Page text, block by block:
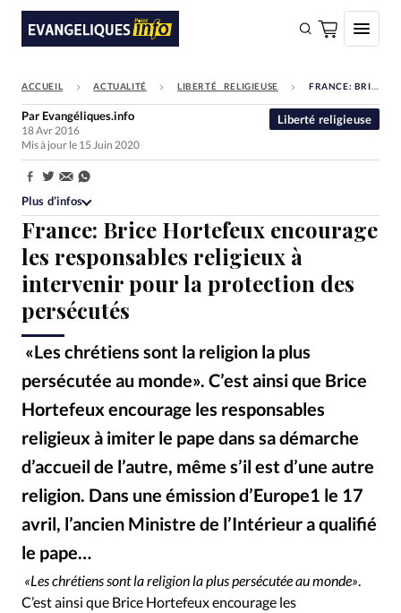
FAIRE UN DON
Faire un don
Société
Monde
Bible
Toute l'actualité
Se connecter
Devise: CHF
RUBRIQUES
Bible
Eglises
Laicité
Mission
Monde People Politique
Religions
Société
ACCUEIL ACTUALITÉ LIBERTÉ RELIGIEUSE FRANCE: BRICE HORTEFEUX ENCOURAGE LES RESPONSABLES RELIGIEUX À INTERVENIR POUR LA PROTECTION DES PERSÉCUTÉS
France: Brice Hortefeux encourage
les responsables religieux à
intervenir pour la protection des
persécutés
«Les chrétiens sont la religion la plus
persécutée au monde». C’est ainsi que Brice
Hortefeux encourage les responsables
religieux à imiter le pape dans sa démarche
d’accueil de l’autre, même s’il est d’une autre
religion. Dans une émission d’Europe1 le 17
avril, l’ancien Ministre de l’Intérieur a qualifié
le pape…
Liberté religieuse
Par Evangéliques.info
18 Avr 2016
Mis à jour le 15 Juin 2020
Partager:
Plus d’infos
«Les chrétiens sont la religion la plus persécutée au monde»
C’est ainsi que Brice Hortefeux encourage les